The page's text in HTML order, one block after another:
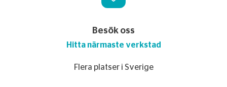
Besök oss
Hitta närmaste verkstad
Flera platser i Sverige